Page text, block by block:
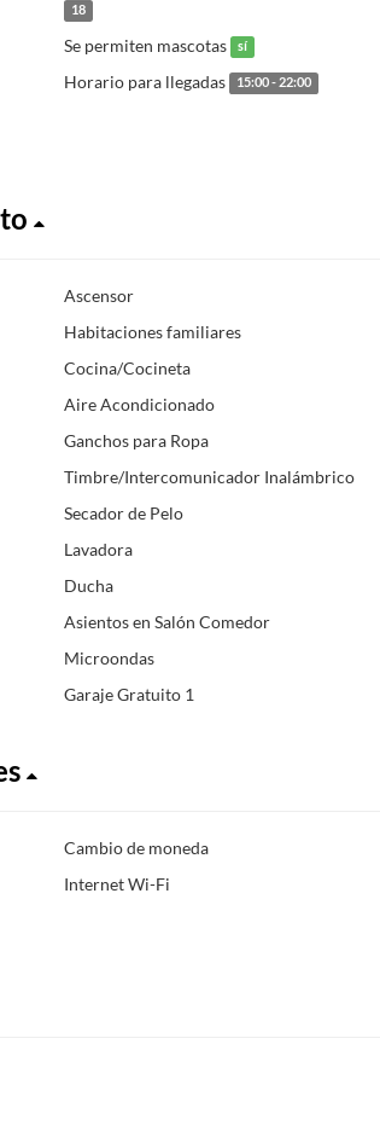
18
Se permiten mascotas sí
Horario para llegadas 15:00 - 22:00
Ascensor
Habitaciones familiares
Cocina/Cocineta
Aire Acondicionado
Ganchos para Ropa
Timbre/Intercomunicador Inalámbrico
Secador de Pelo
Lavadora
Ducha
Asientos en Salón Comedor
Microondas
Garaje Gratuito 1
Cambio de moneda
Internet Wi-Fi